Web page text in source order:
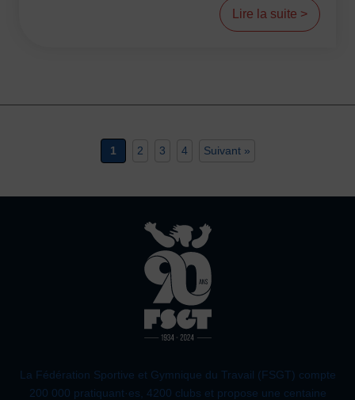
Lire la suite >
1 2 3 4 Suivant »
La Fédération Sportive et Gymnique du Travail (FSGT) compte
200 000 pratiquant·es, 4200 clubs et propose une centaine